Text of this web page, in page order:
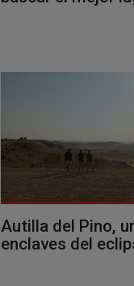
Autilla del Pino,
enclaves del